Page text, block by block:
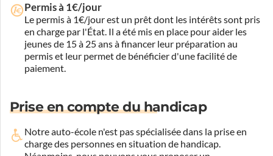
Permis à 1€/jour
Le permis à 1€/jour est un prêt dont les intérêts sont pris
en charge par l'État. Il a été mis en place pour aider les
jeunes de 15 à 25 ans à financer leur préparation au
permis et leur permet de bénéficier d'une facilité de
paiement.
Prise en compte du handicap
Notre auto-école n'est pas spécialisée dans la prise en
charge des personnes en situation de handicap.